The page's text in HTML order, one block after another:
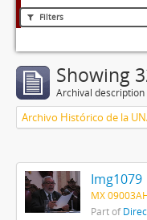
Filters
Showing
Archival description
Archivo Histórico de la
Img1079
MX
Part of